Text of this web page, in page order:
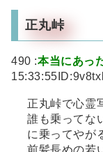
正丸峠
490 :本当にあっ
正丸峠で心霊
誰も乗ってな
に乗ってやが